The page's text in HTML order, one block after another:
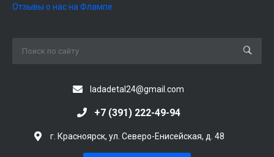
Отзывы о нас на Флампе
ladadetal24@gmail.com
+7 (391) 222-49-94
г. Красноярск, ул. Северо-Енисейская, д. 48